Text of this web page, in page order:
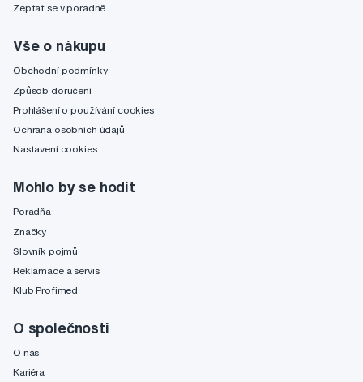
Zeptat se v poradně
Vše o nákupu
Obchodní podmínky
Způsob doručení
Prohlášení o používání cookies
Ochrana osobních údajů
Nastavení cookies
Mohlo by se hodit
Poradňa
Značky
Slovník pojmů
Reklamace a servis
Klub Profimed
O společnosti
O nás
Kariéra